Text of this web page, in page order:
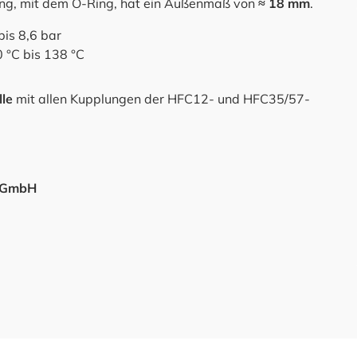
mit dem O-Ring, hat ein Außenmaß von ≈ 18 mm.
8,6 bar
bis 138 °C
mit allen Kupplungen der HFC12- und HFC35/57-